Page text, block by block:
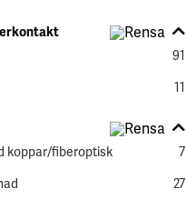
91
11
koppar/fiberoptisk
7
27